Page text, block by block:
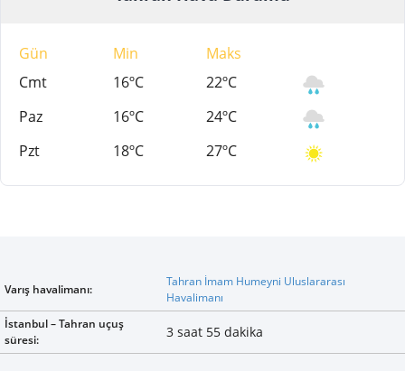
Gün Min
Maks
Cmt
16ºC
22ºC
Paz
16ºC
24ºC
Pzt
18ºC 27ºC
Varış havalimanı:
Tahran İmam Humeyni Uluslararası
Havalimanı
İstanbul – Tahran uçuş
süresi:
3 saat 55 dakika